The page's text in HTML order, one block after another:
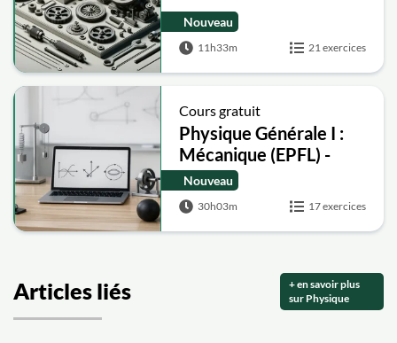
Nouveau
11h33m 21 exercices
Cours gratuit
Physique Générale I :
Mécanique (EPFL) -
Cours complet
Nouveau
30h03m 17 exercices
Articles liés
+ en savoir plus
sur Physique